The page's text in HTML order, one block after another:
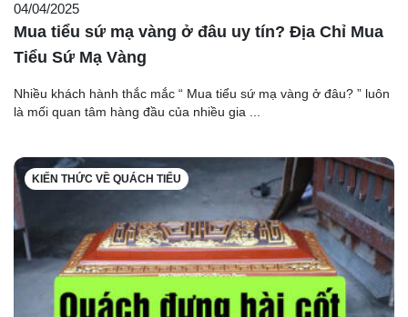
04/04/2025
Mua tiểu sứ mạ vàng ở đâu uy tín? Địa Chỉ Mua
Tiểu Sứ Mạ Vàng
Nhiều khách hành thắc mắc “ Mua tiểu sứ mạ vàng ở đâu? ” luôn
là mối quan tâm hàng đầu của nhiều gia ...
KIẾN THỨC VỀ QUÁCH TIỂU